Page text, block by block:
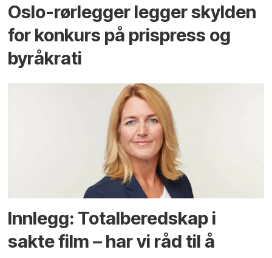
Oslo-rørlegger legger skylden
for konkurs på prispress og
byråkrati
Innlegg: Totalberedskap i
sakte film – har vi råd til å